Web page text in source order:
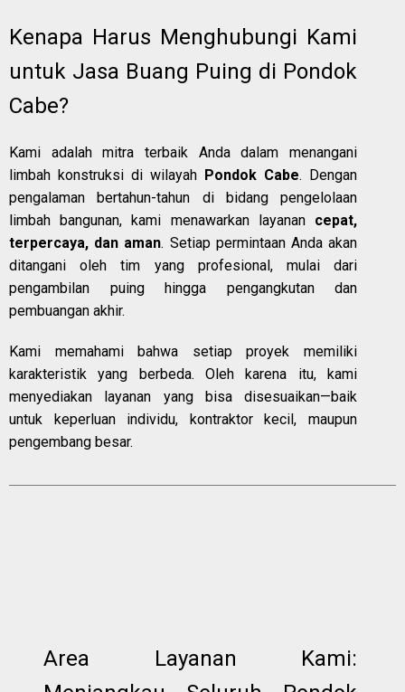
Kenapa Harus Menghubungi Kami
untuk Jasa Buang Puing di Pondok
Cabe?
Kami adalah mitra terbaik Anda dalam menangani
limbah konstruksi di wilayah Pondok Cabe. Dengan
pengalaman bertahun-tahun di bidang pengelolaan
limbah bangunan, kami menawarkan layanan cepat,
terpercaya, dan aman. Setiap permintaan Anda akan
ditangani oleh tim yang profesional, mulai dari
pengambilan puing hingga pengangkutan dan
pembuangan akhir.
Kami memahami bahwa setiap proyek memiliki
karakteristik yang berbeda. Oleh karena itu, kami
menyediakan layanan yang bisa disesuaikan—baik
untuk keperluan individu, kontraktor kecil, maupun
pengembang besar.
Area Layanan Kami: